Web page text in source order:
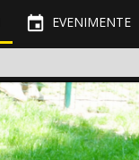
 EVENIMENTE